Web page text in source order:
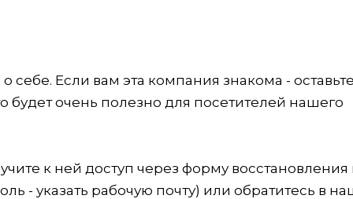
Если вам эта компания знакома -
будет очень полезно для посетителей нашего
к ней доступ через форму восстановления
- указать рабочую почту) или обратитесь в